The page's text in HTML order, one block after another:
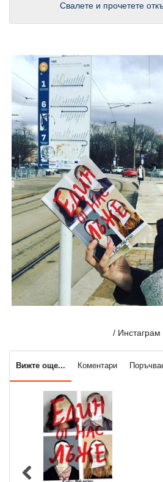
Свалете и прочетете
/ Инстаграм
Вижте още... Коментари